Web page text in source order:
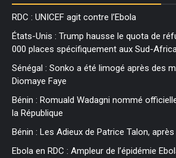
RDC : UNICEF agit contre l’Ebola
États-Unis : Trump hausse le quota de
000 places spécifiquement aux Sud-
Sénégal : Sonko a été limogé après des
Diomaye Faye
Bénin : Romuald Wadagni nommé
la République
Bénin : Les Adieux de Patrice Talon,
Ebola en RDC : Ampleur de l’épidémie